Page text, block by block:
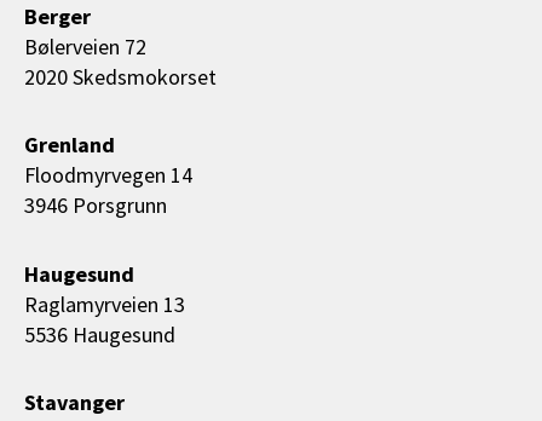
Berger
Bølerveien 72
2020 Skedsmokorset
Grenland
Floodmyrvegen 14
3946 Porsgrunn
Haugesund
Raglamyrveien 13
5536 Haugesund
Stavanger